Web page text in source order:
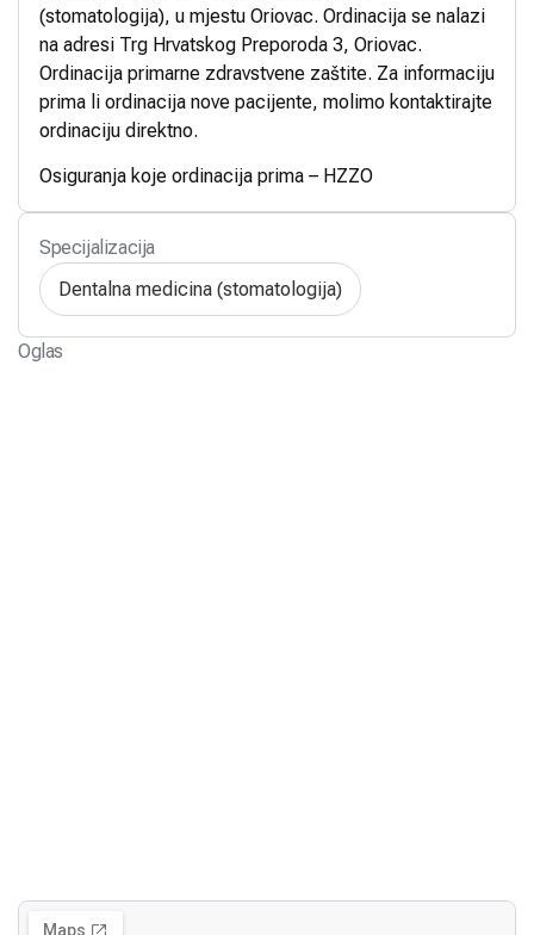
(stomatologija), u mjestu Oriovac. Ordinacija se nalazi
na adresi Trg Hrvatskog Preporoda 3, Oriovac.
Ordinacija primarne zdravstvene zaštite. Za informaciju
prima li ordinacija nove pacijente, molimo kontaktirajte
ordinaciju direktno.
Osiguranja koje ordinacija prima – HZZO
Specijalizacija
Dentalna medicina (stomatologija)
Oglas